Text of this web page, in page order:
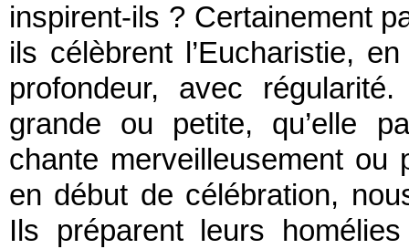
inspirent-ils ? Certainement
ils célèbrent l’Eucharistie,
profondeur, avec
grande ou petite, qu’elle
chante merveilleusement
en début de célébration,
Ils préparent leurs